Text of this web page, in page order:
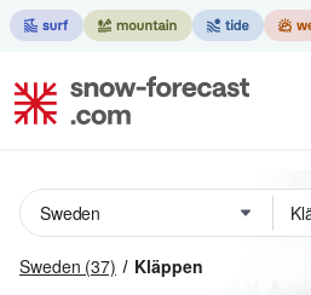
Sweden (37) Kläppen